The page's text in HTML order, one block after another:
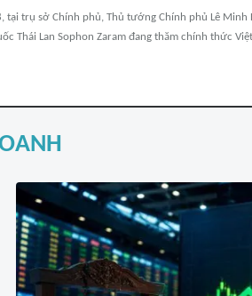
tại trụ sở Chính phủ, Thủ tướng Chính phủ Lê Minh
Thái Lan Sophon Zaram đang thăm chính thức